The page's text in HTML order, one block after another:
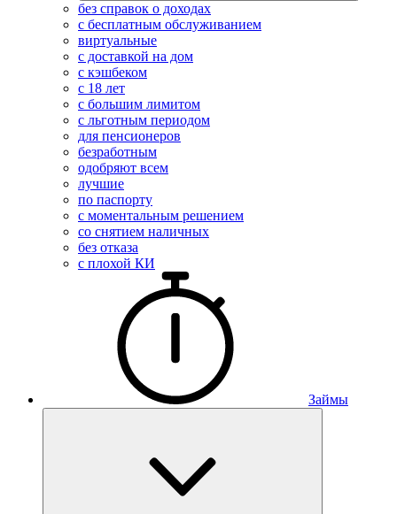
без справок о доходах
с бесплатным обслуживанием
виртуальные
с доставкой на дом
с кэшбеком
с 18 лет
с большим лимитом
с льготным периодом
для пенсионеров
безработным
одобряют всем
лучшие
по паспорту
с моментальным решением
со снятием наличных
без отказа
с плохой КИ
Займы